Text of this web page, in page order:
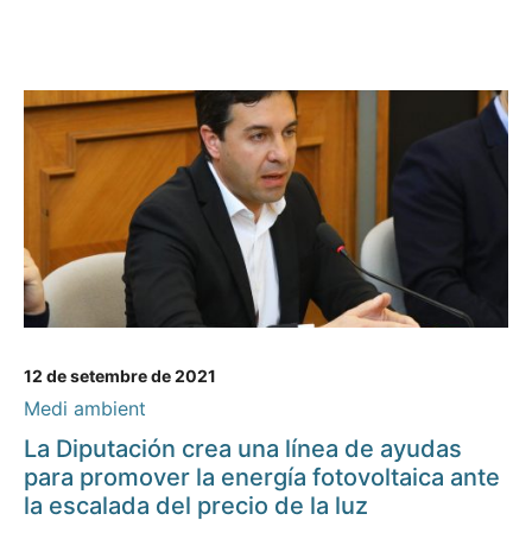
12 de setembre de 2021
Medi ambient
La Diputación crea una línea de ayudas
para promover la energía fotovoltaica ante
la escalada del precio de la luz